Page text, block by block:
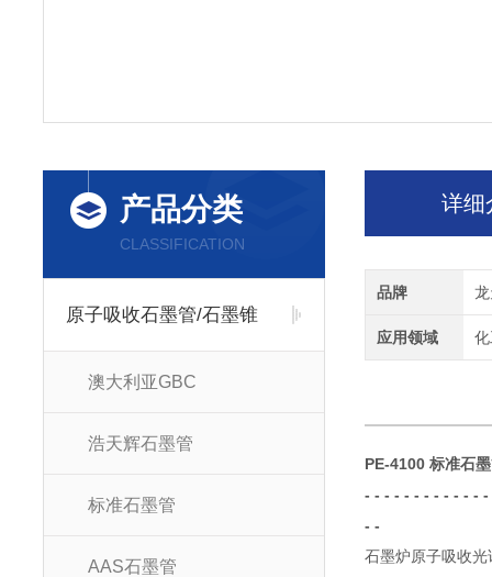
产品分类
CLASSIFICATION
原子吸收石墨管/石墨锥
澳大利亚GBC
浩天辉石墨管
标准石墨管
AAS石墨管
详细
品牌
应用领域
PE-4100 标准石
- - - - - - - - - - -
- -
石墨炉原子吸收